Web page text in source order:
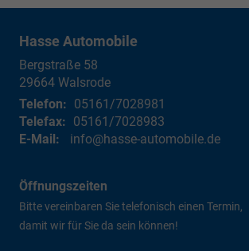
Hasse Automobile
Bergstraße 58
29664 Walsrode
Telefon: 05161/7028981
Telefax: 05161/7028983
E-Mail:
info@hasse-automobile.de
Öffnungszeiten
Bitte vereinbaren Sie telefonisch einen Termin,
damit wir für Sie da sein können!